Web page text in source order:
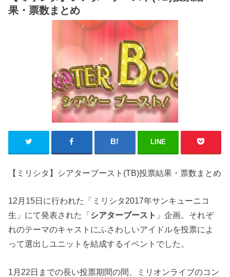
果・票数まとめ
LINE
【ミリシタ】シアターブースト(TB)投票結果・票数まとめ
12月15日に行われた「ミリシタ2017年サンキューニコ
生」にて発表された「シアターブースト 」企画。それぞ
れのテーマのキャストにふさわしいアイドルを投票によ
って選出しユニットを結成するイベントでした。
1月22日までの長い投票期間の間、ミリオンライブのコン